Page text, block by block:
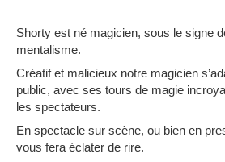
Shorty est né magicien, sous le signe
mentalisme.
Créatif et malicieux notre magicien
public, avec ses tours de magie
les spectateurs.
En spectacle sur scène, ou bien en
vous fera éclater de rire.